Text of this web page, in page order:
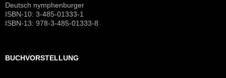
Deutsch nymphenburger
ISBN-10: 3-485-01333-1
ISBN-13: 978-3-485-01333-8
BUCHVORSTELLUNG